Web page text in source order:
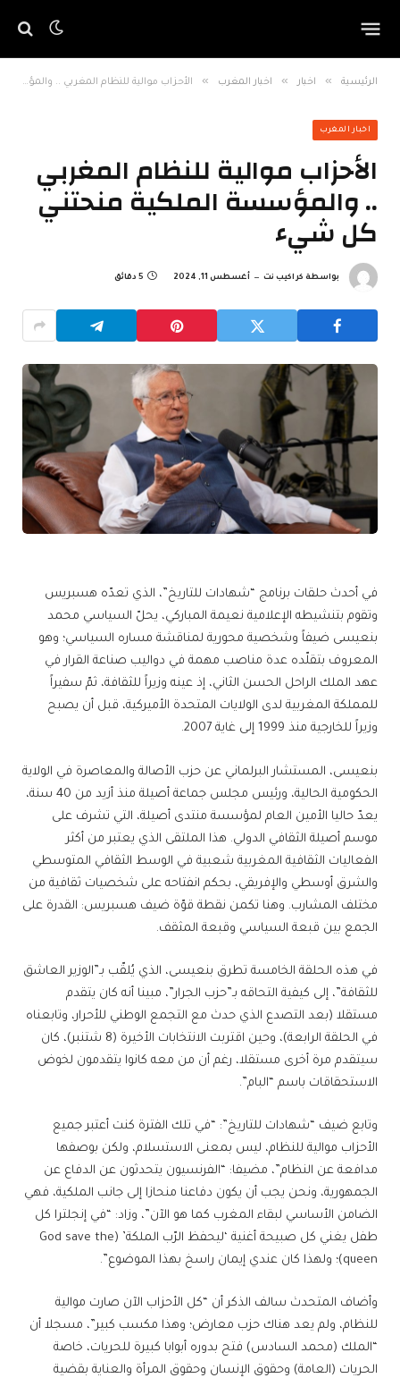
الرئيسية » اخبار » اخبار المغرب » الأحزاب موالية للنظام المغربي .. والمؤسسة الملكية منحتني كل شيء
اخبار المغرب
الأحزاب موالية للنظام المغربي
.. والمؤسسة الملكية منحتني
كل شيء
بواسطة كراكيب نت أغسطس 11, 2024 5 دقائق
في أحدث حلقات برنامج “شهادات للتاريخ”، الذي تعدّه هسبريس
وتقوم بتنشيطه الإعلامية نعيمة المباركي، يحلّ السياسي محمد
بنعيسى ضيفاً وشخصية محورية لمناقشة مساره السياسي؛ وهو
المعروف بتقلّده عدة مناصب مهمة في دواليب صناعة القرار في
عهد الملك الراحل الحسن الثاني، إذ عينه وزيراً للثقافة، ثمّ سفيراً
للمملكة المغربية لدى الولايات المتحدة الأميركية، قبل أن يصبح
وزيراً للخارجية منذ 1999 إلى غاية 2007.
بنعيسى، المستشار البرلماني عن حزب الأصالة والمعاصرة في الولاية
الحكومية الحالية، ورئيس مجلس جماعة أصيلة منذ أزيد من 40 سنة،
يعدّ حاليا الأمين العام لمؤسسة منتدى أصيلة، التي تشرف على
موسم أصيلة الثقافي الدولي. هذا الملتقى الذي يعتبر من أكثر
الفعاليات الثقافية المغربية شعبية في الوسط الثقافي المتوسطي
والشرق أوسطي والإفريقي، بحكم انفتاحه على شخصيات ثقافية من
مختلف المشارب. وهنا تكمن نقطة قوّة ضيف هسبريس: القدرة على
الجمع بين قبعة السياسي وقبعة المثقف.
في هذه الحلقة الخامسة تطرق بنعيسى، الذي يُلقّب بـ”الوزير العاشق
للثقافة”، إلى كيفية التحاقه بـ”حزب الجرار”، مبينا أنه كان يتقدم
مستقلا (بعد التصدع الذي حدث مع التجمع الوطني للأحرار، وتابعناه
في الحلقة الرابعة)، وحين اقتربت الانتخابات الأخيرة (8 شتنبر)، كان
سيتقدم مرة أخرى مستقلا، رغم أن من معه كانوا يتقدمون لخوض
الاستحقاقات باسم “البام”.
وتابع ضيف “شهادات للتاريخ”: “في تلك الفترة كنت أعتبر جميع
الأحزاب موالية للنظام، ليس بمعنى الاستسلام، ولكن بوصفها
مدافعة عن النظام”، مضيفا: “الفرنسيون يتحدثون عن الدفاع عن
الجمهورية، ونحن يجب أن يكون دفاعنا منحازا إلى جانب الملكية، فهي
الضامن الأساسي لبقاء المغرب كما هو الآن”، وزاد: “في إنجلترا كل
طفل يغني كل صبيحة أغنية ‘ليحفظ الرّب الملكة’ (God save the
queen)؛ ولهذا كان عندي إيمان راسخ بهذا الموضوع”.
وأضاف المتحدث سالف الذكر أن “كل الأحزاب الآن صارت موالية
للنظام، ولم يعد هناك حزب معارض؛ وهذا مكسب كبير”، مسجلا أن
“الملك (محمد السادس) فتح بدوره أبوابا كبيرة للحريات، خاصة
الحريات (العامة) وحقوق الإنسان وحقوق المرأة والعناية بقضية